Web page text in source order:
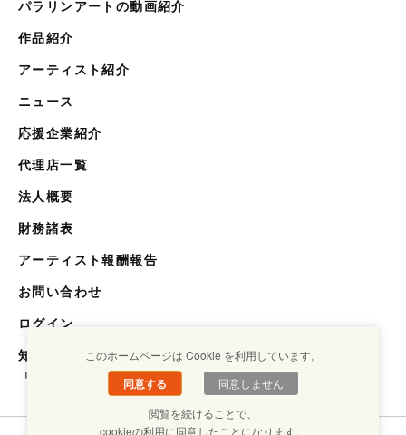
パラリンアートの動画紹介
作品紹介
アーティスト紹介
ニュース
応援企業紹介
代理店一覧
法人概要
財務諸表
アーティスト報酬報告
お問い合わせ
ログイン
知らない世界を知るメディア
「キクエスト」
このホームページは Cookie を利用しています。
同意する
同意しません
閲覧を続けることで、
cookieの利用に同意したことになります。